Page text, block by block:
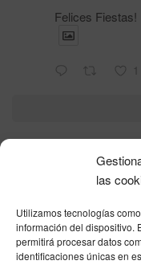
las
Utilizamos tecnologías
información del dispositivo.
permitirá procesar datos
identificaciones únicas en
Felices Fiestas!
1
HOME
Privacy Policy|Legal Notice